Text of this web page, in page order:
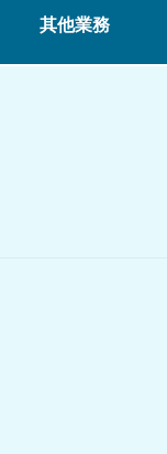
其他業務